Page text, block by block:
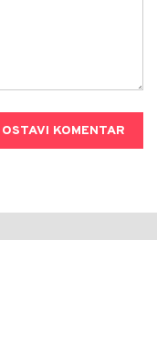
OSTAVI KOMENTAR